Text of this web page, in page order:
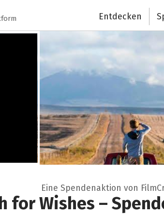
Entdecken
Eine Spendenaktion von
for Wishes –